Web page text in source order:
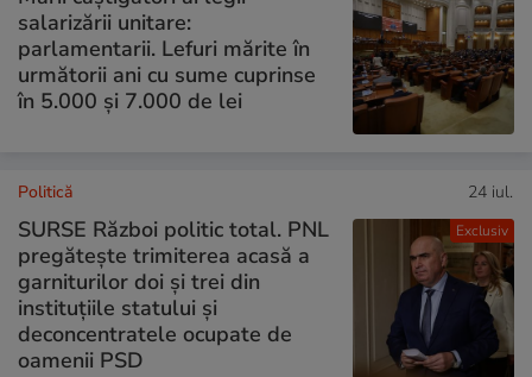
salarizării unitare:
parlamentarii. Lefuri mărite în
următorii ani cu sume cuprinse
în 5.000 și 7.000 de lei
Exclusiv
Politică 24 iul.
SURSE Război politic total. PNL
pregătește trimiterea acasă a
garniturilor doi și trei din
instituțiile statului și
deconcentratele ocupate de
oamenii PSD